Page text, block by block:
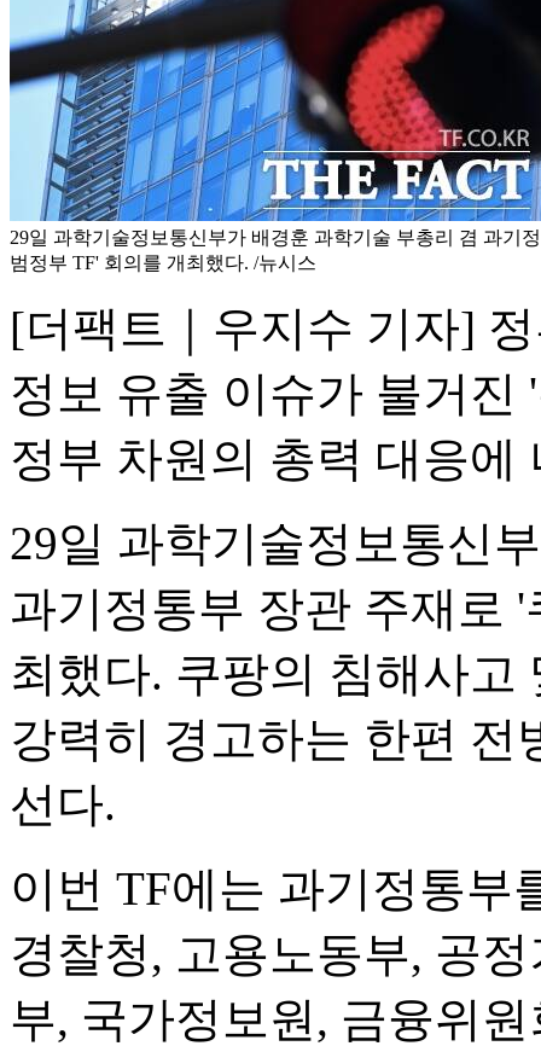
29일 과학기술정보통신부가 배경훈 과학기술 부총리 겸 과기
범정부 TF' 회의를 개최했다. /뉴시스
[더팩트｜우지수 기자]
정보 유출 이슈가 불거진
정부 차원의 총력 대응에
29일 과학기술정보통신
과기정통부 장관 주재로
최했다. 쿠팡의 침해사고
강력히 경고하는 한편
선다.
이번 TF에는 과기정통부
경찰청, 고용노동부, 공
부, 국가정보원, 금융위